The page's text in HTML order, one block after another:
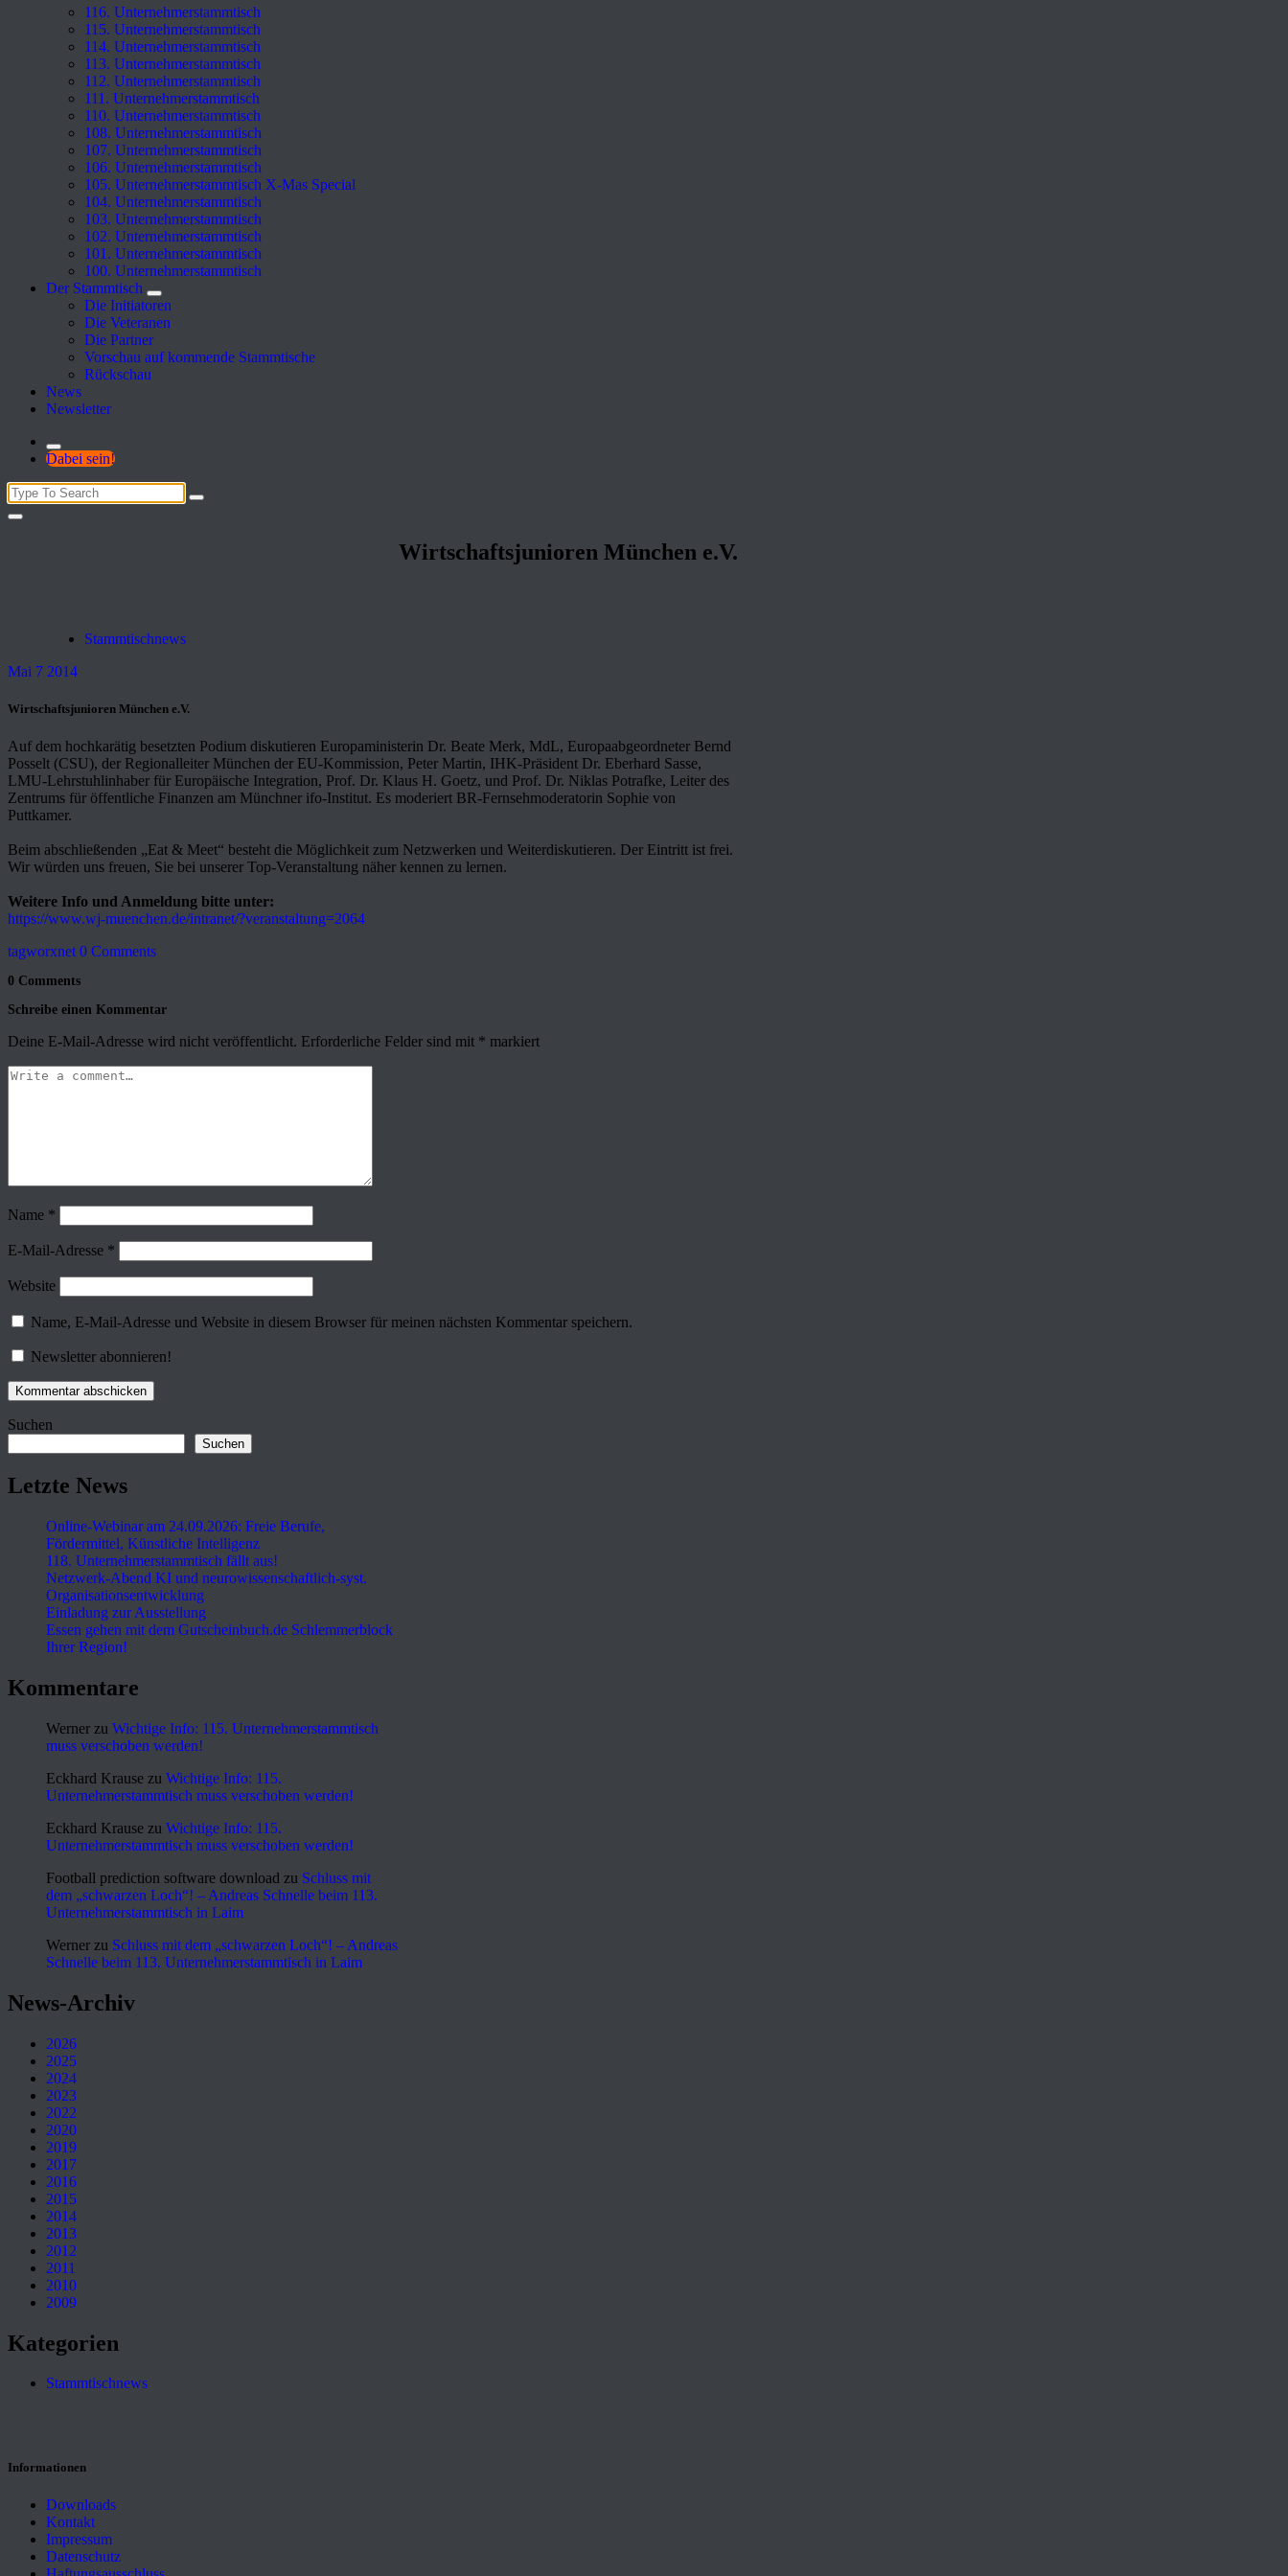
116. Unternehmerstammtisch
115. Unternehmerstammtisch
114. Unternehmerstammtisch
113. Unternehmerstammtisch
112. Unternehmerstammtisch
111. Unternehmerstammtisch
110. Unternehmerstammtisch
108. Unternehmerstammtisch
107. Unternehmerstammtisch
106. Unternehmerstammtisch
105. Unternehmerstammtisch X-Mas Special
104. Unternehmerstammtisch
103. Unternehmerstammtisch
102. Unternehmerstammtisch
101. Unternehmerstammtisch
100. Unternehmerstammtisch
Der Stammtisch
Die Initiatoren
Die Veteranen
Die Partner
Vorschau auf kommende Stammtische
Rückschau
News
Newsletter
Dabei sein!
Search
for:
Wirtschaftsjunioren München e.V.
Stammtischnews
Mai 7 2014
Wirtschaftsjunioren München e.V.
Auf dem hochkarätig besetzten Podium diskutieren Europaministerin Dr. Beate Merk, MdL, Europaabgeordneter Bernd
Posselt (CSU), der Regionalleiter München der EU-Kommission, Peter Martin, IHK-Präsident Dr. Eberhard Sasse,
LMU-Lehrstuhlinhaber für Europäische Integration, Prof. Dr. Klaus H. Goetz, und Prof. Dr. Niklas Potrafke, Leiter des
Zentrums für öffentliche Finanzen am Münchner ifo-Institut. Es moderiert BR-Fernsehmoderatorin Sophie von
Puttkamer.
Beim abschließenden „Eat & Meet“ besteht die Möglichkeit zum Netzwerken und Weiterdiskutieren. Der Eintritt ist frei.
Wir würden uns freuen, Sie bei unserer Top-Veranstaltung näher kennen zu lernen.
Weitere Info und Anmeldung bitte unter:
https://www.wj-muenchen.de/intranet/?veranstaltung=2064
tagworxnet 0 Comments
0 Comments
Schreibe einen Kommentar
Deine E-Mail-Adresse wird nicht veröffentlicht. Erforderliche Felder sind mit * markiert
Name *
E-Mail-Adresse *
Website
Name, E-Mail-Adresse und Website in diesem Browser für meinen nächsten Kommentar speichern.
Newsletter abonnieren!
Suchen
Suchen
Letzte News
Online-Webinar am 24.09.2026: Freie Berufe,
Fördermittel, Künstliche Intelligenz
118. Unternehmerstammtisch fällt aus!
Netzwerk-Abend KI und neurowissenschaftlich-syst.
Organisationsentwicklung
Einladung zur Ausstellung
Essen gehen mit dem Gutscheinbuch.de Schlemmerblock
Ihrer Region!
Kommentare
Werner zu Wichtige Info: 115. Unternehmerstammtisch
muss verschoben werden!
Eckhard Krause zu Wichtige Info: 115.
Unternehmerstammtisch muss verschoben werden!
Eckhard Krause zu Wichtige Info: 115.
Unternehmerstammtisch muss verschoben werden!
Football prediction software download zu Schluss mit
dem „schwarzen Loch“! – Andreas Schnelle beim 113.
Unternehmerstammtisch in Laim
Werner zu Schluss mit dem „schwarzen Loch“! – Andreas
Schnelle beim 113. Unternehmerstammtisch in Laim
News-Archiv
2026
2025
2024
2023
2022
2020
2019
2017
2016
2015
2014
2013
2012
2011
2010
2009
Kategorien
Stammtischnews
Informationen
Downloads
Kontakt
Impressum
Datenschutz